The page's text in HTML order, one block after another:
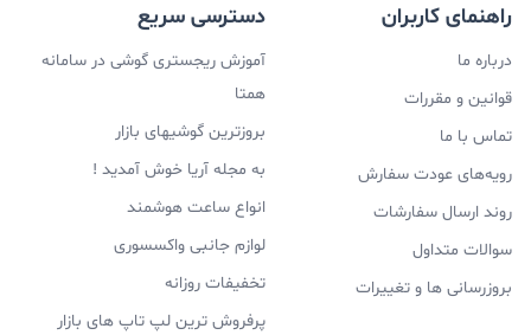
راهنمای کاربران
درباره ما
قوانین و مقررات
تماس با ما
رویه‌های عودت سفارش
روند ارسال سفارشات
سوالات متداول
بروزرسانی ها و تغییرات
دسترسی سریع
آموزش ریجستری گوشی در سامانه
همتا
بروزترین گوشیهای بازار
به مجله آریا خوش آمدید !
انواع ساعت هوشمند
لوازم جانبی واکسسوری
تخفیفات روزانه
پرفروش ترین لپ تاپ های بازار